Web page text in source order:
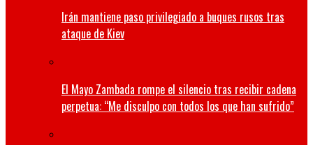
Irán mantiene paso privilegiado a buques rusos tras
ataque de Kiev
El Mayo Zambada rompe el silencio tras recibir cadena
perpetua: “Me disculpo con todos los que han sufrido”